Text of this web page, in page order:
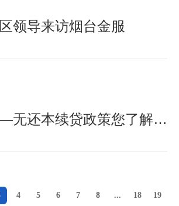
领导来访烟台金服
还本续贷政策您了解吗?
4 5 6 7 8 ... 18
19